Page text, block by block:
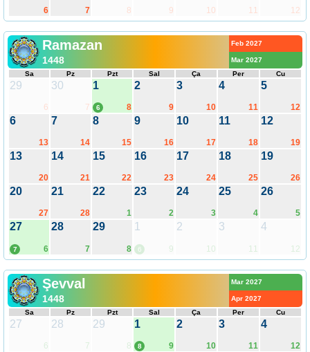
6 7 8 9 10 11 12
Ramazan
1448
Feb 2027
Mar 2027
Sa
Pz Pzt Sal Ça Per Cu
29
6
30
7
1
8
6
2
9
3
10
4
11
5
12
6
13
7
14
8
15
9
16
10
17
11
18
12
19
13
20
14
21
15
22
16
23
17
24
18
25
19
26
20
27
21
28
22
1
23
2
24
3
25
4
26
5
27
6
7
28
7
29
8
1
9
6
2
10
3
11
4
12
Şevval
1448
Mar 2027
Apr 2027
Sa
Pz Pzt Sal Ça Per Cu
27
6
28
7
29
8
1
9
8
2
10
3
11
4
12